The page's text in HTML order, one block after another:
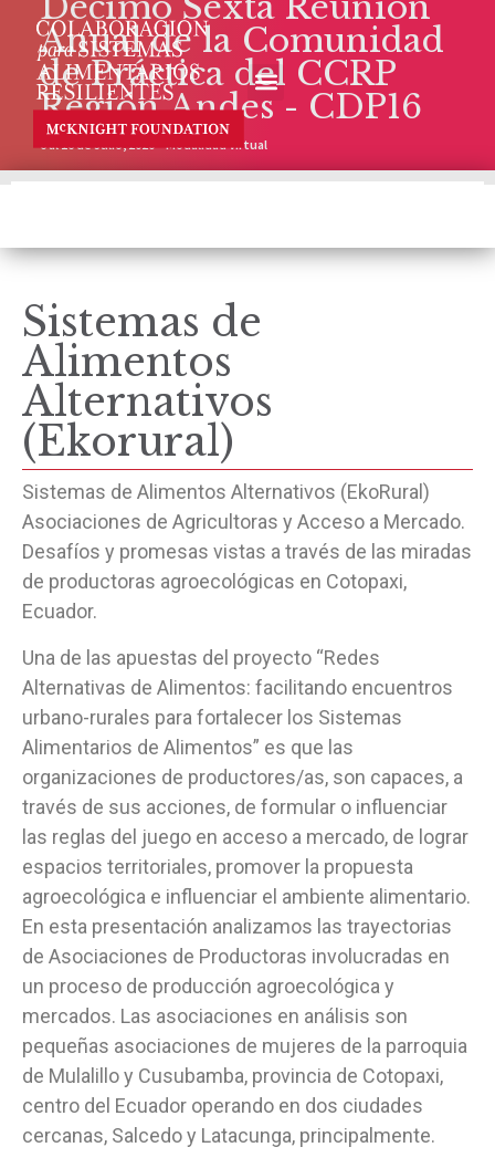
Anual de la Comunidad
de Práctica del CCRP
Región Andes - CDP16
6 al 16 de Julio, 2020 – Modalidad Virtual
Sistemas de
Alimentos
Alternativos
(Ekorural)
Sistemas de Alimentos Alternativos (EkoRural)
Asociaciones de Agricultoras y Acceso a Mercado.
Desafíos y promesas vistas a través de las miradas
de productoras agroecológicas en Cotopaxi,
Ecuador.
Una de las apuestas del proyecto “Redes
Alternativas de Alimentos: facilitando encuentros
urbano-rurales para fortalecer los Sistemas
Alimentarios de Alimentos” es que las
organizaciones de productores/as, son capaces, a
través de sus acciones, de formular o influenciar
las reglas del juego en acceso a mercado, de lograr
espacios territoriales, promover la propuesta
agroecológica e influenciar el ambiente alimentario.
En esta presentación analizamos las trayectorias
de Asociaciones de Productoras involucradas en
un proceso de producción agroecológica y
mercados. Las asociaciones en análisis son
pequeñas asociaciones de mujeres de la parroquia
de Mulalillo y Cusubamba, provincia de Cotopaxi,
centro del Ecuador operando en dos ciudades
cercanas, Salcedo y Latacunga, principalmente.